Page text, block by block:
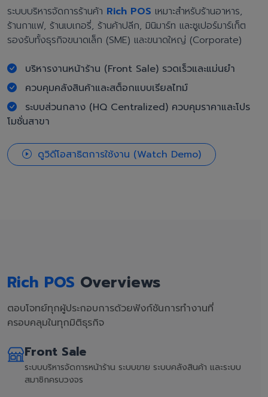
ระบบบริหารจัดการร้านค้า Rich POS เหมาะสำหรับร้านอาหาร,
ร้านกาแฟ, ร้านเบเกอรี่, ร้านค้าปลีก, มินิมาร์ท และซูเปอร์มาร์เก็ต
รองรับทั้งธุรกิจขนาดเล็ก (SME) และขนาดใหญ่ (Corporate)
บริหารงานหน้าร้าน (Front Sale) รวดเร็วและแม่นยำ
ควบคุมคลังสินค้าและสต็อกแบบเรียลไทม์
ระบบส่วนกลาง (HQ Centralized) ควบคุมราคาและโปร
โมชั่นสาขา
ดูวิดีโอสาธิตการใช้งาน (Watch Demo)
Rich POS Overviews
ตอบโจทย์ทุกผู้ประกอบการด้วยฟังก์ชันการทำงานที่
ครอบคลุมในทุกมิติธุรกิจ
Front Sale
ระบบบริหารจัดการหน้าร้าน ระบบขาย ระบบคลังสินค้า และระบบ
สมาชิกครบวงจร